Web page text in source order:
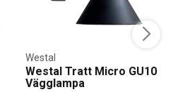
Westal Tratt Micro GU10
Vägglampa
Westal